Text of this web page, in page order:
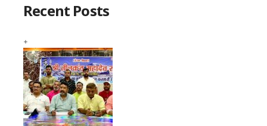
Recent Posts